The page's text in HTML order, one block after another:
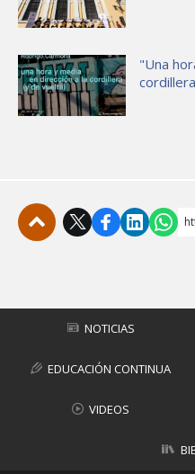
"Una
NOTICIAS
EDUCACIÓN CONTINUA
VIDEOS